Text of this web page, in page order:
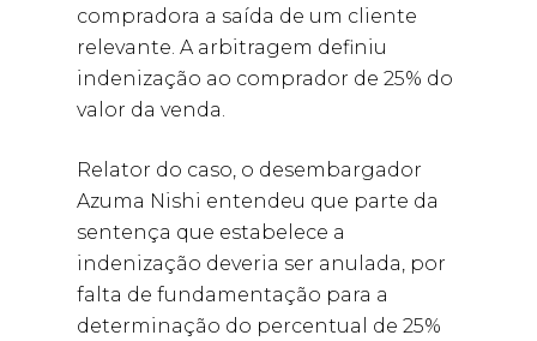
compradora a saída de um cliente
relevante. A arbitragem definiu
indenização ao comprador de 25% do
valor da venda.
Relator do caso, o desembargador
Azuma Nishi entendeu que parte da
sentença que estabelece a
indenização deveria ser anulada, por
falta de fundamentação para a
determinação do percentual de 25%